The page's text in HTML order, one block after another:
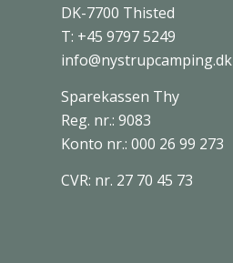
DK-7700 Thisted
T: +45 9797 5249
info@nystrupcamping.dk
Sparekassen Thy
Reg. nr.: 9083
Konto nr.: 000 26 99 273
CVR: nr. 27 70 45 73